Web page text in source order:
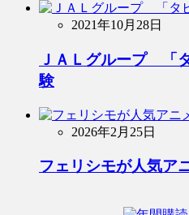
2021年10月28日
ＪＡＬグループ 「
験
2026年2月25日
フェリシモが人気ア